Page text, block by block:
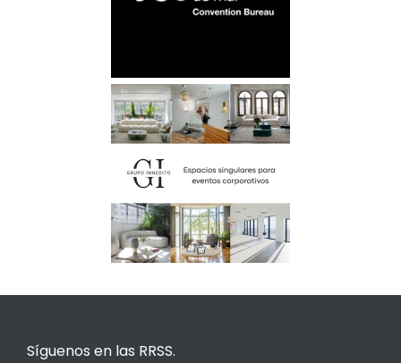
Síguenos en las RRSS.